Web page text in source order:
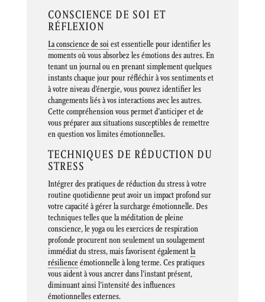
CONSCIENCE DE SOI ET
RÉFLEXION
La conscience de soiest essentielle pour identifier les
moments où vous absorbez les émotions des autres. En
tenant un journal ou en prenant simplement quelques
instants chaque jour pour réfléchir à vos sentiments et
à votre niveau d’énergie, vous pouvez identifier les
changements liés à vos interactions avec les autres.
Cette compréhension vous permet d’anticiper et de
vous préparer aux situations susceptibles de remettre
en question vos limites émotionnelles.
TECHNIQUES DE RÉDUCTION DU
STRESS
Intégrer des pratiques de réduction du stress à votre
routine quotidienne peut avoir un impact profond sur
votre capacité à gérer la surcharge émotionnelle. Des
techniques telles que la méditation de pleine
conscience, le yoga ou les exercices de respiration
profonde procurent non seulement un soulagement
immédiat du stress, mais favorisent égalementla
résilienceémotionnelle à long terme. Ces pratiques
vous aident à vous ancrer dans l’instant présent,
diminuant ainsi l’intensité des influences
émotionnelles externes.